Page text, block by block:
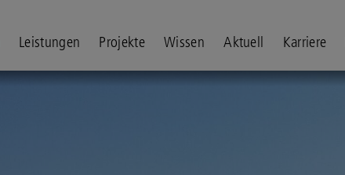
Leistungen Projekte Wissen Aktuell Karriere